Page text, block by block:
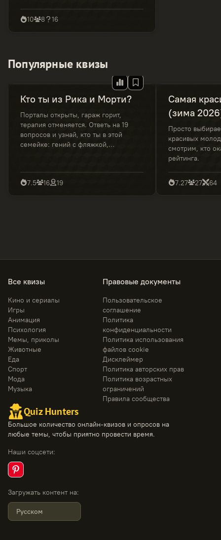
хитов.
10 8 16
Популярные квизы
Кто ты из Рика и Морти?
Порталы открыты, гараж горит,
терапия отменяется. Ответь на 19
вопросов и узнай, кто ты в этой
семейке: гений с фляжкой,
мастер неловких решений. Вабба
Лабба Даб Даб!
7.5 16 19
Самая
(зима
Просто
красивых
смотрим, кто
рейтинга.
7.27 27 64
Quiz Hunters
Большое количество онлайн-квизов и опросов на
любые темы, чтобы приятно провести время.
Наши соцсети:
Загружать контент на:
Русском
Все квизы
Кино и сериалы
Игры
Анимация
Психология
Мемы, приколы
Животные
Еда
Спорт
Мода
Музыка
Правовые документы
Пользовательское
соглашение
Политика
конфиденциальности
Политика использования
файлов cookie
Дисклеймер
Политика авторских прав
Политика возрастных
ограничений
Правила сообщества